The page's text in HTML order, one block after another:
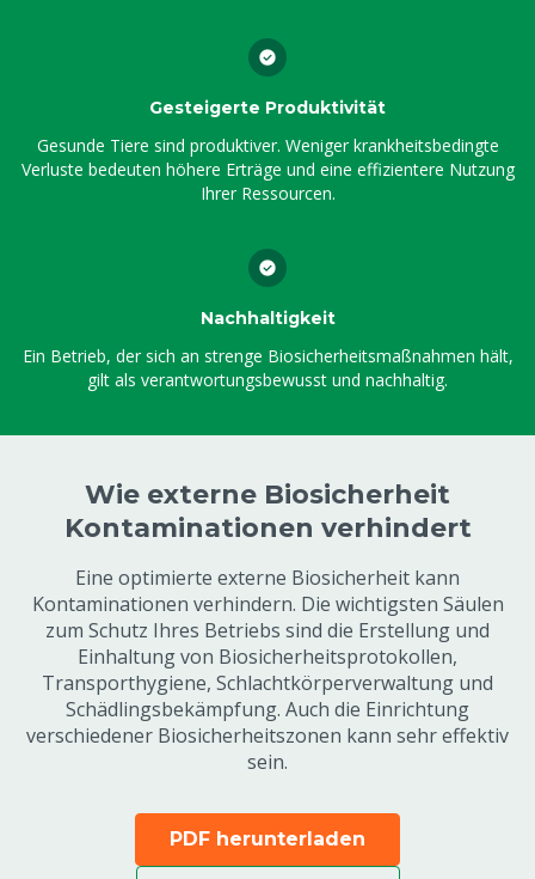
Gesteigerte Produktivität
Gesunde Tiere sind produktiver. Weniger krankheitsbedingte
Verluste bedeuten höhere Erträge und eine effizientere Nutzung
Ihrer Ressourcen.
Nachhaltigkeit
Ein Betrieb, der sich an strenge Biosicherheitsmaßnahmen hält,
gilt als verantwortungsbewusst und nachhaltig.
Wie externe Biosicherheit
Kontaminationen verhindert
Eine optimierte externe Biosicherheit kann
Kontaminationen verhindern. Die wichtigsten Säulen
zum Schutz Ihres Betriebs sind die Erstellung und
Einhaltung von Biosicherheitsprotokollen,
Transporthygiene, Schlachtkörperverwaltung und
Schädlingsbekämpfung. Auch die Einrichtung
verschiedener Biosicherheitszonen kann sehr effektiv
sein.
PDF herunterladen